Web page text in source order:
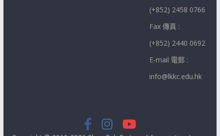
(+852) 2458 0766
Fax 傳真 :
(+852) 2440 0692
E-mail 電郵 :
info@lkkc.edu.hk